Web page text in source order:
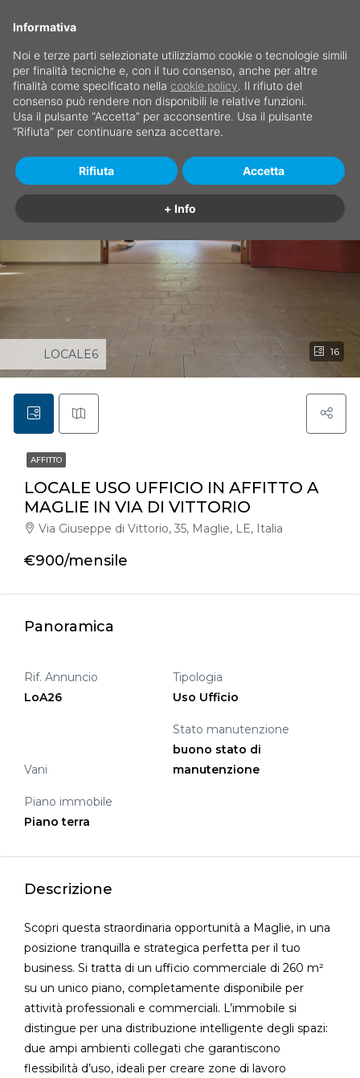
16
LOCALE6
AFFITTO
LOCALE USO UFFICIO IN AFFITTO A
MAGLIE IN VIA DI VITTORIO
Via Giuseppe di Vittorio, 35, Maglie, LE, Italia
€900/mensile
Panoramica
Rif. Annuncio
LoA26
Tipologia
Uso Ufficio
Vani
Stato manutenzione
buono stato di
manutenzione
Piano immobile
Piano terra
Descrizione
Scopri questa straordinaria opportunità a Maglie, in una
posizione tranquilla e strategica perfetta per il tuo
business. Si tratta di un ufficio commerciale di 260 m²
su un unico piano, completamente disponibile per
attività professionali e commerciali. L’immobile si
distingue per una distribuzione intelligente degli spazi:
due ampi ambienti collegati che garantiscono
flessibilità d’uso, ideali per creare zone di lavoro
Informativa
Noi e terze parti selezionate utilizziamo cookie o tecnologie simili
per finalità tecniche e, con il tuo consenso, anche per altre
finalità come specificato nella cookie policy. Il rifiuto del
consenso può rendere non disponibili le relative funzioni.
Usa il pulsante “Accetta” per acconsentire. Usa il pulsante
“Rifiuta” per continuare senza accettare.
+ Info
Rifiuta Accetta